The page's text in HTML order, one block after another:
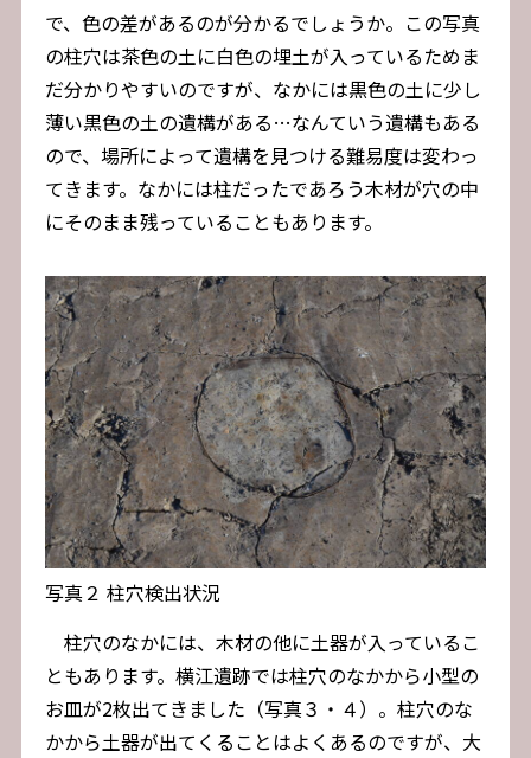
で、色の差があるのが分かるでしょうか。この写真
の柱穴は茶色の土に白色の埋土が入っているためま
だ分かりやすいのですが、なかには黒色の土に少し
薄い黒色の土の遺構がある…なんていう遺構もある
ので、場所によって遺構を見つける難易度は変わっ
てきます。なかには柱だったであろう木材が穴の中
にそのまま残っていることもあります。
写真２ 柱穴検出状況
柱穴のなかには、木材の他に土器が入っているこ
ともあります。横江遺跡では柱穴のなかから小型の
お皿が2枚出てきました（写真３・４）。柱穴のな
かから土器が出てくることはよくあるのですが、大